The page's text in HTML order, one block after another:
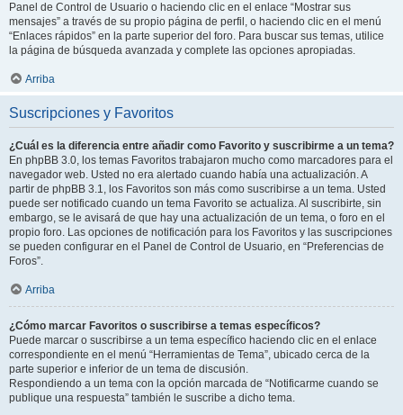
Panel de Control de Usuario o haciendo clic en el enlace “Mostrar sus
mensajes” a través de su propio página de perfil, o haciendo clic en el menú
“Enlaces rápidos” en la parte superior del foro. Para buscar sus temas, utilice
la página de búsqueda avanzada y complete las opciones apropiadas.
Arriba
Suscripciones y Favoritos
¿Cuál es la diferencia entre añadir como Favorito y suscribirme a un tema?
En phpBB 3.0, los temas Favoritos trabajaron mucho como marcadores para el
navegador web. Usted no era alertado cuando había una actualización. A
partir de phpBB 3.1, los Favoritos son más como suscribirse a un tema. Usted
puede ser notificado cuando un tema Favorito se actualiza. Al suscribirte, sin
embargo, se le avisará de que hay una actualización de un tema, o foro en el
propio foro. Las opciones de notificación para los Favoritos y las suscripciones
se pueden configurar en el Panel de Control de Usuario, en “Preferencias de
Foros”.
Arriba
¿Cómo marcar Favoritos o suscribirse a temas específicos?
Puede marcar o suscribirse a un tema específico haciendo clic en el enlace
correspondiente en el menú “Herramientas de Tema”, ubicado cerca de la
parte superior e inferior de un tema de discusión.
Respondiendo a un tema con la opción marcada de “Notificarme cuando se
publique una respuesta” también le suscribe a dicho tema.